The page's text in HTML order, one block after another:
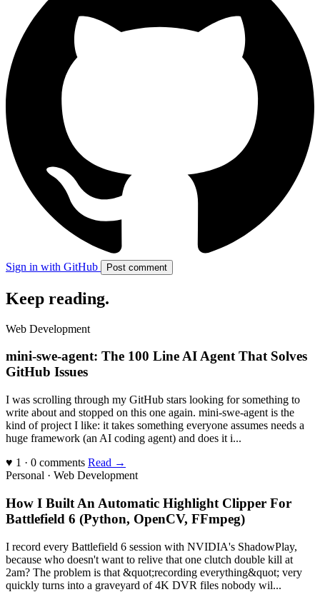
Sign in with GitHub Post comment
Keep reading.
Web Development
mini-swe-agent: The 100 Line AI Agent That Solves
GitHub Issues
I was scrolling through my GitHub stars looking for something to
write about and stopped on this one again. mini-swe-agent is the
kind of project I like: it takes something everyone assumes needs a
huge framework (an AI coding agent) and does it i...
♥ 1 · 0 comments Read →
Personal · Web Development
How I Built An Automatic Highlight Clipper For
Battlefield 6 (Python, OpenCV, FFmpeg)
I record every Battlefield 6 session with NVIDIA's ShadowPlay,
because who doesn't want to relive that one clutch double kill at
2am? The problem is that &quot;recording everything&quot; very
quickly turns into a graveyard of 4K DVR files nobody wil...